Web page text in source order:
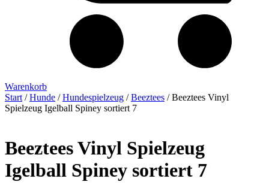
Warenkorb
Start /Hunde /Hundespielzeug /Beeztees / Beeztees Vinyl
Spielzeug Igelball Spiney sortiert 7
Beeztees Vinyl Spielzeug
Igelball Spiney sortiert 7